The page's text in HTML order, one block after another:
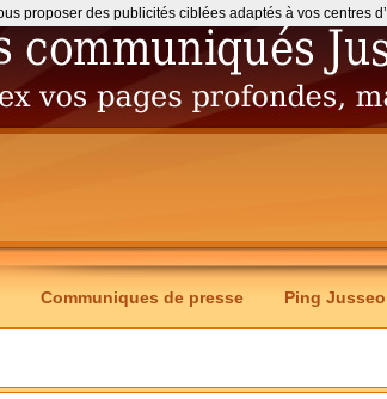
Communiques de presse Ping Jusseo
proposer des publicités ciblées adaptés à vos centres